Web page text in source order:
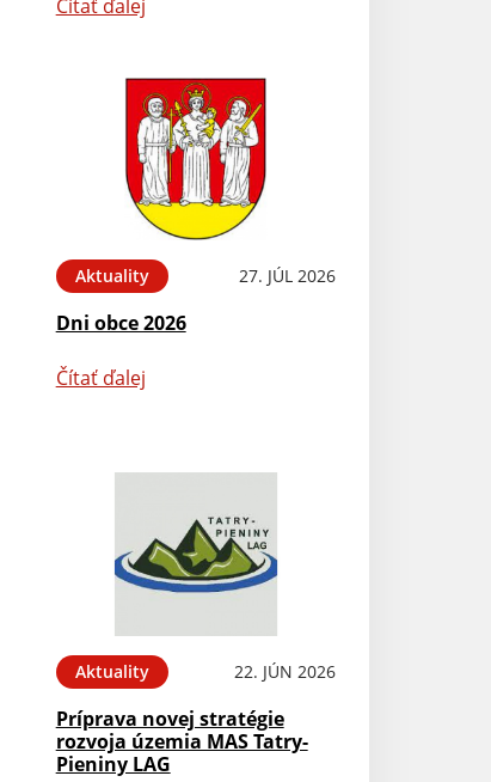
Čítať ďalej
Aktuality 27. JÚL 2026
Dni obce 2026
Čítať ďalej
Aktuality 22. JÚN 2026
Príprava novej stratégie
rozvoja územia MAS Tatry-
Pieniny LAG